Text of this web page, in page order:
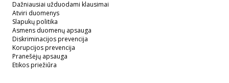
Dažniausiai užduodami klausimai
Atviri duomenys
Slapukų politika
Asmens duomenų apsauga
Diskriminacijos prevencija
Korupcijos prevencija
Pranešėjų apsauga
Etikos priežiūra